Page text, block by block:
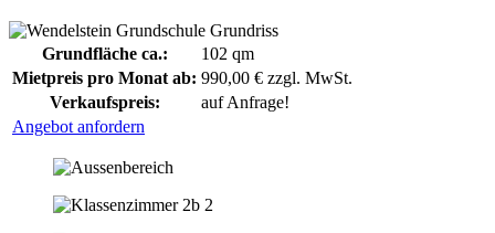
Grundfläche ca.:
102 qm
Mietpreis pro Monat ab: 990,00 € zzgl. MwSt.
Verkaufspreis:
auf Anfrage!
Angebot anfordern